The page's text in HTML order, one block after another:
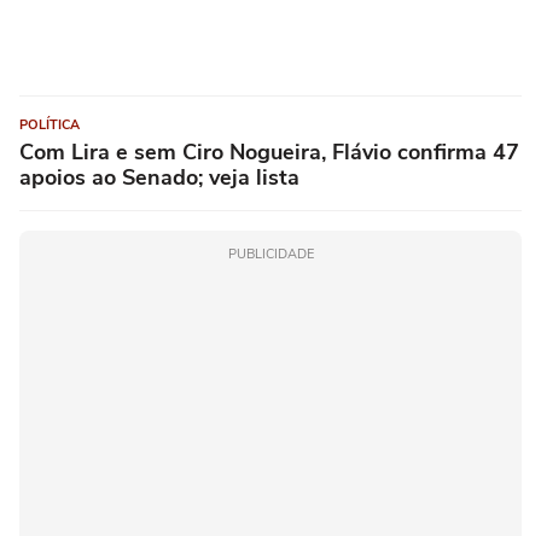
POLÍTICA
Com Lira e sem Ciro Nogueira, Flávio confirma 47
apoios ao Senado; veja lista
PUBLICIDADE